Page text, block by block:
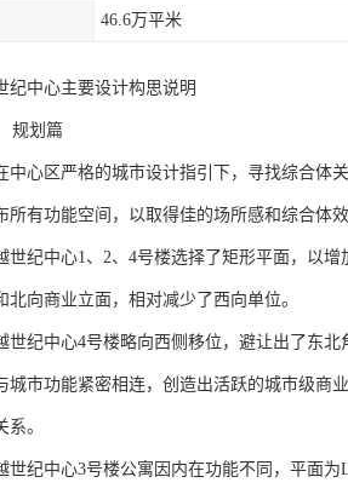
46.6万平米
纪中心主要设计构思说明
划篇
中心区严格的城市设计指引下，寻找综合体
所有功能空间，以取得佳的场所感和综合体
世纪中心1、2、4号楼选择了矩形平面，以
北向商业立面，相对减少了西向单位。
世纪中心4号楼略向西侧移位，避让出了东
城市功能紧密相连，创造出活跃的城市级商
系。
世纪中心3号楼公寓因内在功能不同，平面